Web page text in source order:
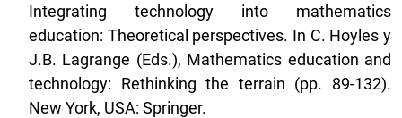
Integrating technology into mathematics
education: Theoretical perspectives. In C. Hoyles y
J.B. Lagrange (Eds.), Mathematics education and
technology: Rethinking the terrain (pp. 89-132).
New York, USA: Springer.